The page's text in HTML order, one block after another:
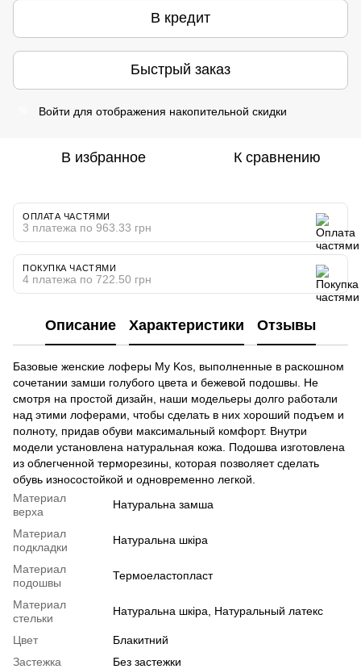
В кредит
Быстрый заказ
Войти для отображения накопительной скидки
В избранное К сравнению
ОПЛАТА ЧАСТЯМИ
3 платежа по 963.33 грн
ПОКУПКА ЧАСТЯМИ
4 платежа по 722.50 грн
Описание Характеристики Отзывы
Базовые женские лоферы My Kos, выполненные в раскошном
сочетании замши голубого цвета и бежевой подошвы. Не
смотря на простой дизайн, наши модельеры долго работали
над этими лоферами, чтобы сделать в них хороший подъем и
полноту, придав обуви максимальный комфорт. Внутри
модели установлена ​​натуральная кожа. Подошва изготовлена ​​
из облегченной терморезины, которая позволяет сделать
обувь износостойкой и одновременно легкой.
Материал
верха
Натуральна замша
Материал
подкладки
Натуральна шкіра
Материал
подошвы
Термоеластопласт
Материал
стельки
Натуральна шкіра, Натуральный латекс
Цвет
Блакитний
Застежка
Без застежки